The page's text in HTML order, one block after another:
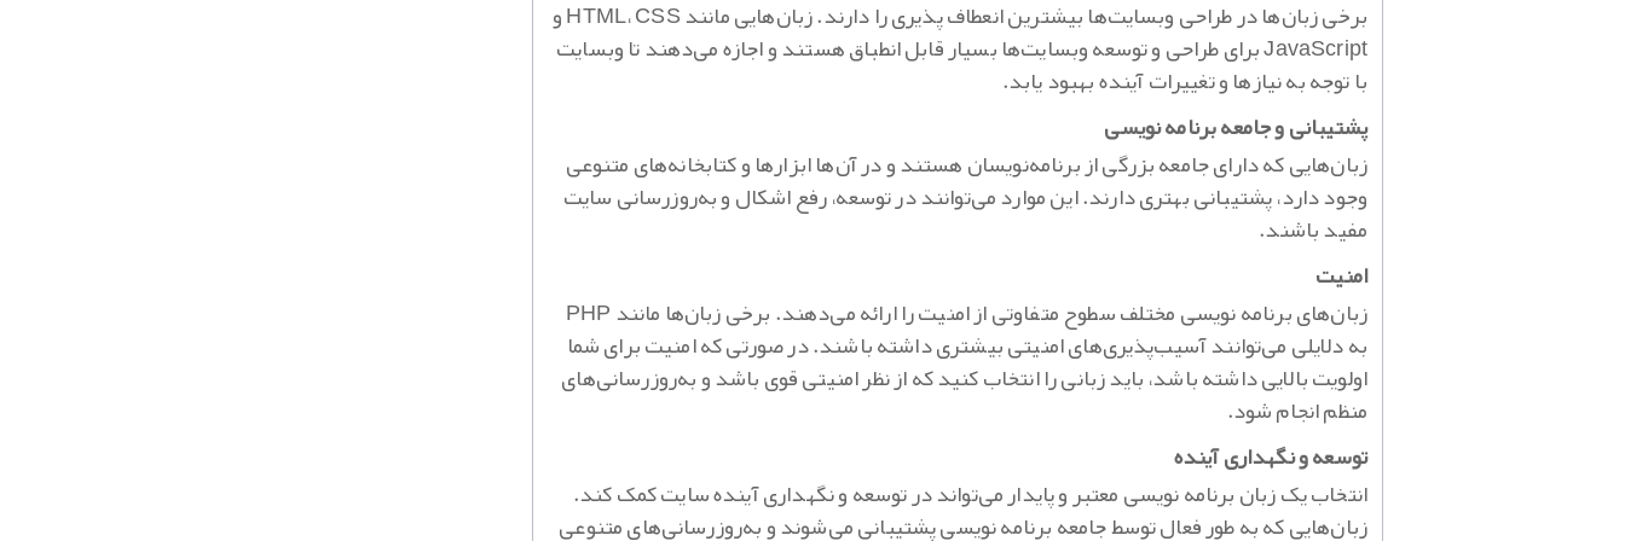
برخی زبان‌ها در طراحی وبسایت‌ها بیشترین انعطاف‌ پذیری را دارند. زبان‌هایی مانند HTML، CSS و
JavaScript برای طراحی و توسعه وبسایت‌ها بسیار قابل انطباق هستند و اجازه می‌دهند تا وبسایت
با توجه به نیازها و تغییرات آینده بهبود یابد.
پشتیبانی و جامعه برنامه‌ نویسی
زبان‌هایی که دارای جامعه بزرگی از برنامه‌نویسان هستند و در آن‌ها ابزارها و کتابخانه‌های متنوعی
وجود دارد، پشتیبانی بهتری دارند. این موارد می‌توانند در توسعه، رفع اشکال و به‌روزرسانی سایت
مفید باشند.
امنیت
زبان‌های برنامه‌ نویسی مختلف سطوح متفاوتی از امنیت را ارائه می‌دهند. برخی زبان‌ها مانند PHP
به دلایلی می‌توانند آسیب‌پذیری‌های امنیتی بیشتری داشته باشند. در صورتی که امنیت برای شما
اولویت بالایی داشته باشد، باید زبانی را انتخاب کنید که از نظر امنیتی قوی باشد و به‌روزرسانی‌های
منظم انجام شود.
توسعه و نگهداری آینده
انتخاب یک زبان برنامه‌ نویسی معتبر و پایدار می‌تواند در توسعه و نگهداری آینده سایت کمک کند.
زبان‌هایی که به طور فعال توسط جامعه برنامه‌ نویسی پشتیبانی می‌شوند و به‌روزرسانی‌های متنوعی